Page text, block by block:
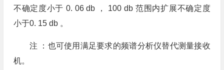
不确定度小于 0. 06 db ， 100 db 范围内扩展不确定度
小于0. 15 db 。
注 ：也可使用满足要求的频谱分析仪替代测量接收
机。